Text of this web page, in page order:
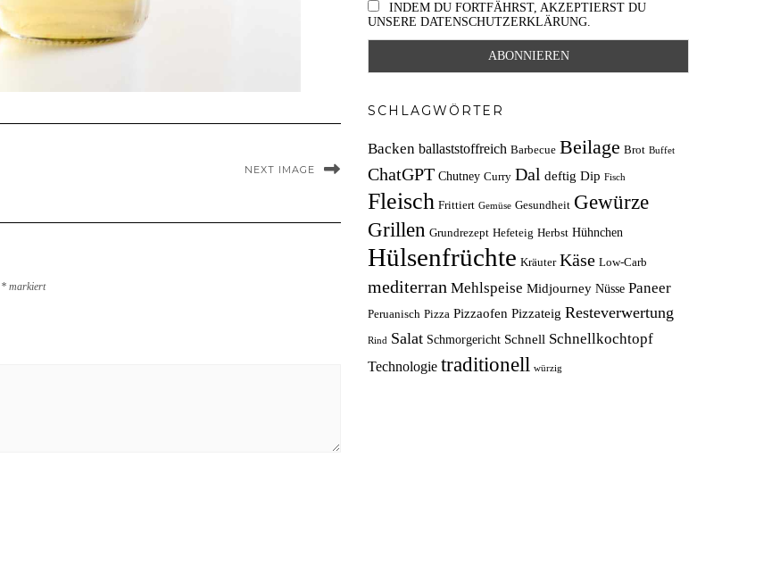
NEXT IMAGE
* markiert
INDEM DU FORTFÄHRST, AKZEPTIERST DU
UNSERE DATENSCHUTZERKLÄRUNG.
SCHLAGWÖRTER
Backen ballaststoffreich Barbecue Beilage Brot Buffet
ChatGPT Chutney Curry Dal deftig Dip Fisch
Fleisch Frittiert Gemüse Gesundheit Gewürze
Grillen Grundrezept Hefeteig Herbst Hühnchen
Hülsenfrüchte Kräuter Käse Low-Carb
mediterran Mehlspeise Midjourney Nüsse Paneer
Peruanisch Pizza Pizzaofen Pizzateig Resteverwertung
Rind Salat Schmorgericht Schnell Schnellkochtopf
Technologie traditionell würzig